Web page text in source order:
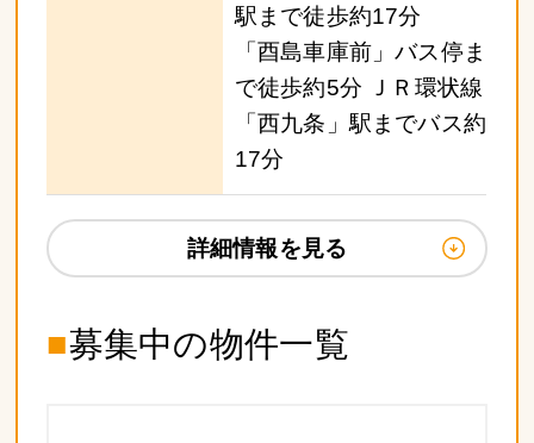
駅まで徒歩約17分
「酉島車庫前」バス停ま
で徒歩約5分 ＪＲ環状線
「西九条」駅までバス約
17分
詳細情報を見る
■募集中の物件一覧